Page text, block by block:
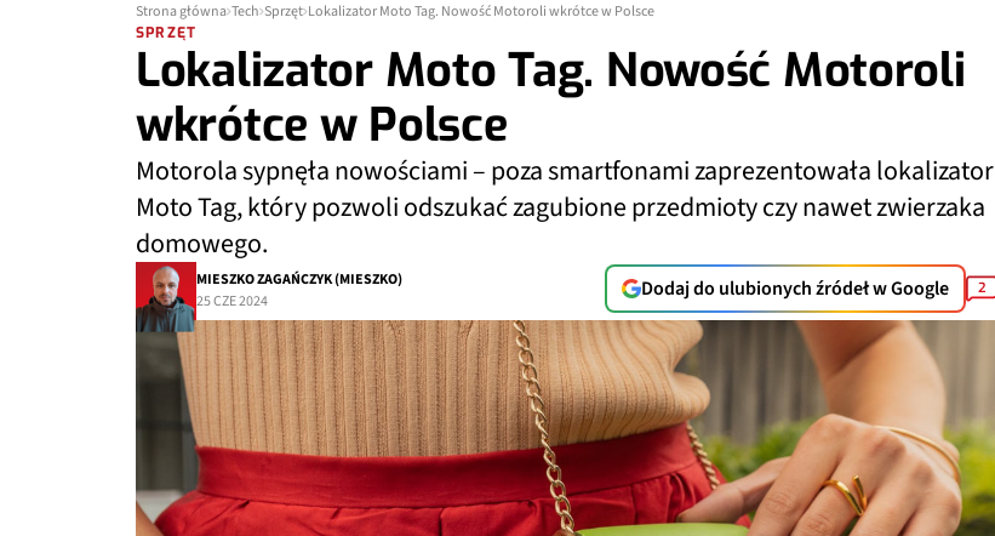
Strona główna Tech Sprzęt Lokalizator Moto Tag. Nowość Motoroli wkrótce w Polsce
SPRZĘT
Lokalizator Moto Tag. Nowość Motoroli
wkrótce w Polsce
Motorola sypnęła nowościami – poza smartfonami zaprezentowała lokalizator
Moto Tag, który pozwoli odszukać zagubione przedmioty czy nawet zwierzaka
domowego.
MIESZKO ZAGAŃCZYK (MIESZKO)
25 CZE 2024
Dodaj do ulubionych źródeł w Google 2